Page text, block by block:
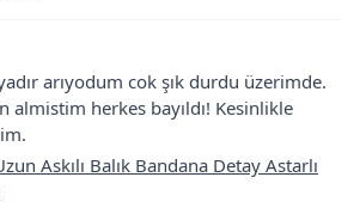
arıyodum cok şık durdu üzerimde.
almistim herkes bayıldı! Kesinlikle
Askılı Balık Bandana Detay Astarlı